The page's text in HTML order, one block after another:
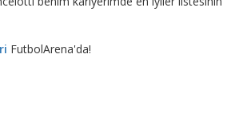
FutbolArena'da!